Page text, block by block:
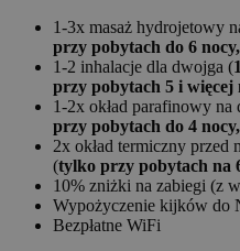
1-3x masaż hydrojetowy
przy pobytach do 6
1-2 inhalacje dla dwojga (
przy pobytach 5 i więcej
1-2x okład parafinowy na
przy pobytach do 4
2x okład termiczny przed
(tylko przy pobytach na
10% zniżki na zabiegi (z
Wypożyczenie kijków do
Bezpłatne WiFi